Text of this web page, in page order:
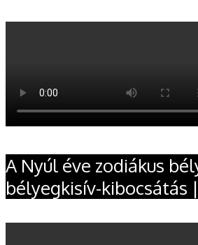
A Nyúl éve zodiákus
bélyegkisív-kibocsátás